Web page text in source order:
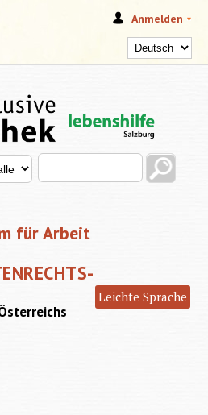
Anmelden
Search this site
für Arbeit
Leichte Sprache